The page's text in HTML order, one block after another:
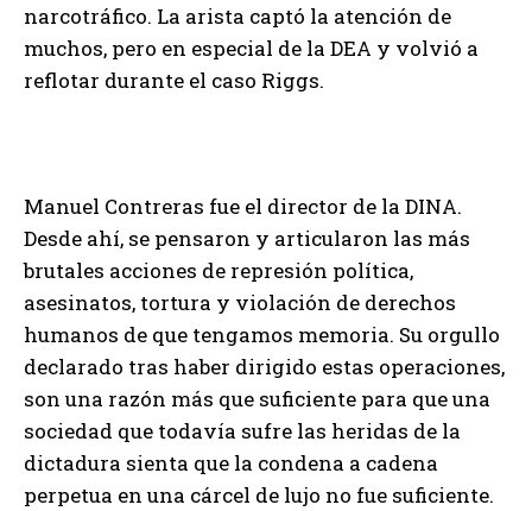
narcotráfico. La arista captó la atención de
muchos, pero en especial de la DEA y volvió a
reflotar durante el caso Riggs.
Manuel Contreras fue el director de la DINA.
Desde ahí, se pensaron y articularon las más
brutales acciones de represión política,
asesinatos, tortura y violación de derechos
humanos de que tengamos memoria. Su orgullo
declarado tras haber dirigido estas operaciones,
son una razón más que suficiente para que una
sociedad que todavía sufre las heridas de la
dictadura sienta que la condena a cadena
perpetua en una cárcel de lujo no fue suficiente.